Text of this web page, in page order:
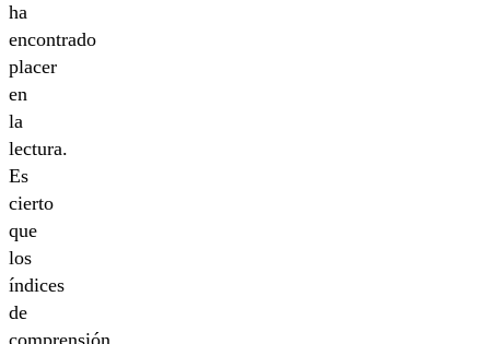
ha
encontrado
placer
en
la
lectura.
Es
cierto
que
los
índices
de